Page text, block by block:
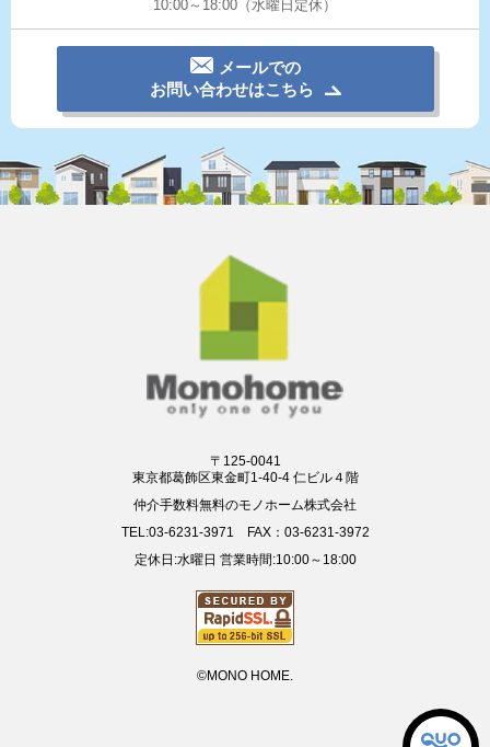
10:00～18:00（水曜日定休）
メールでの
お問い合わせはこちら
〒125-0041
東京都葛飾区東金町1-40-4 仁ビル４階
仲介手数料無料のモノホーム株式会社
TEL:03-6231-3971 FAX：03-6231-3972
定休日:水曜日 営業時間:10:00～18:00
©MONO HOME.